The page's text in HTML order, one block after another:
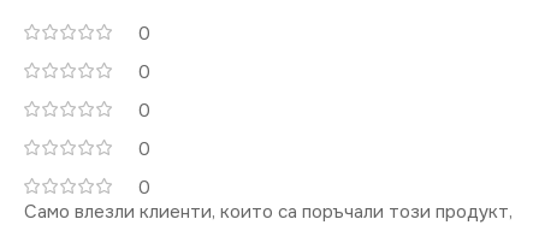
0
0
0
0
0
Само влезли клиенти, които са поръчали този продукт,